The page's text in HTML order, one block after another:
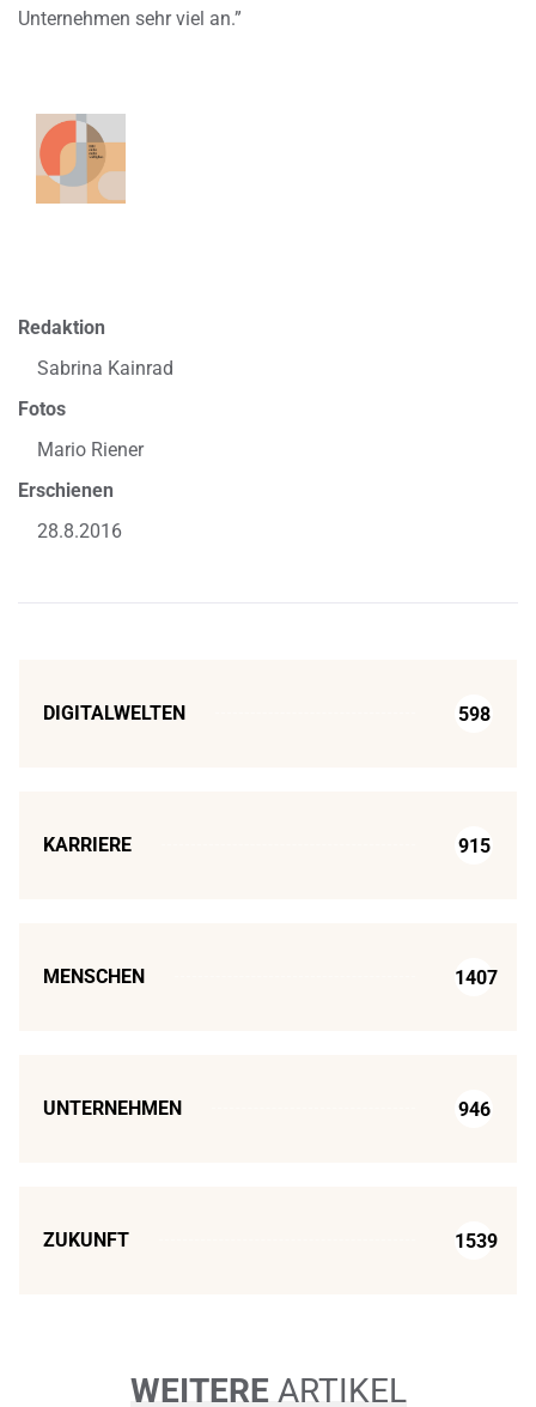
Unternehmen sehr viel an.”
Redaktion
Sabrina Kainrad
Fotos
Mario Riener
Erschienen
28.8.2016
DIGITALWELTEN 598
KARRIERE 915
MENSCHEN 1407
UNTERNEHMEN 946
ZUKUNFT 1539
WEITERE ARTIKEL